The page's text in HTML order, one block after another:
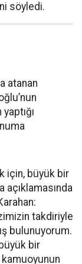
söyledi.
atanan
için, büyük bir
açıklamasında
takdiriyle
bulunuyorum.
bir
kamuoyunun